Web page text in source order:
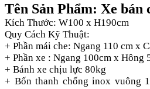
Tên Sản Phẩm: Xe bán
Kích Thước: W100 x H190cm
Quy Cách Kỹ Thuật:
+ Phần mái che: Ngang 110 cm x
+ Phần xe : Ngang 100cm x Hông
+ Bánh xe chịu lực 80kg
+ Bốn thanh chống inox vuông